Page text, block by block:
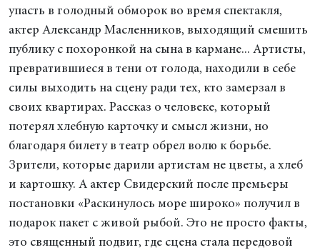
упасть в голодный обморок во время спектакля,
актер Александр Масленников, выходящий смешить
публику с похоронкой на сына в кармане... Артисты,
превратившиеся в тени от голода, находили в себе
силы выходить на сцену ради тех, кто замерзал в
своих квартирах. Рассказ о человеке, который
потерял хлебную карточку и смысл жизни, но
благодаря билету в театр обрел волю к борьбе.
Зрители, которые дарили артистам не цветы, а хлеб
и картошку. А актер Свидерский после премьеры
постановки «Раскинулось море широко» получил в
подарок пакет с живой рыбой. Это не просто факты,
это священный подвиг, где сцена стала передовой